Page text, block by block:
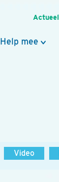
Actueel
Help mee
Video